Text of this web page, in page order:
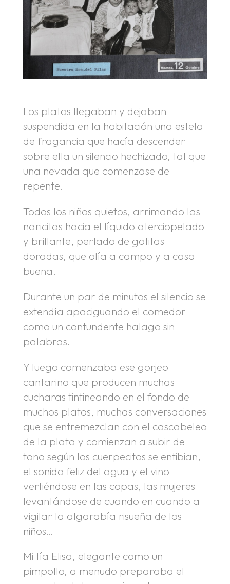
Los platos llegaban y dejaban
suspendida en la habitación una estela
de fragancia que hacía descender
sobre ella un silencio hechizado, tal que
una nevada que comenzase de
repente.
Todos los niños quietos, arrimando las
naricitas hacia el líquido aterciopelado
y brillante, perlado de gotitas
doradas, que olía a campo y a casa
buena.
Durante un par de minutos el silencio se
extendía apaciguando el comedor
como un contundente halago sin
palabras.
Y luego comenzaba ese gorjeo
cantarino que producen muchas
cucharas tintineando en el fondo de
muchos platos, muchas conversaciones
que se entremezclan con el cascabeleo
de la plata y comienzan a subir de
tono según los cuerpecitos se entibian,
el sonido feliz del agua y el vino
vertiéndose en las copas, las mujeres
levantándose de cuando en cuando a
vigilar la algarabía risueña de los
niños…
Mi tía Elisa, elegante como un
pimpollo, a menudo preparaba el